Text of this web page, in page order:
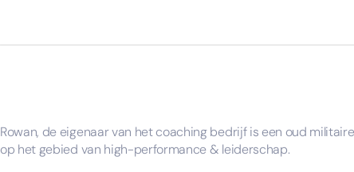
Rowan, de eigenaar van het coaching bedrijf is een oud
op het gebied van high-performance & leiderschap.